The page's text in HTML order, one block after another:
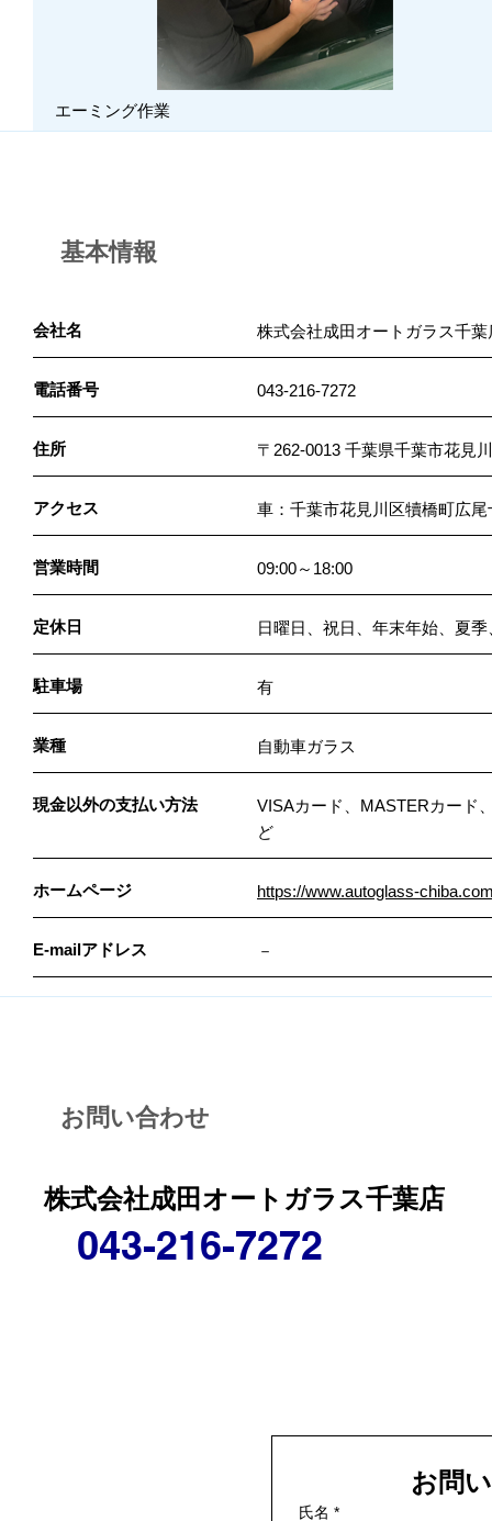
エーミング作業
基本情報
会社名 株式会社成田オートガラス千葉
電話番号 043-216-7272
住所 〒262-0013 千葉県千葉市花見
アクセス 車：千葉市花見川区犢橋町広
営業時間 09:00～18:00
定休日 日曜日、祝日、年末年始、夏
駐車場 有
業種 自動車ガラス
現金以外の支払い方法
VISAカード、MASTERカード
ど
ホームページ https://www.autoglass-
E-mailアドレス －
お問い合わせ
株式会社成田オートガラス千葉店
043-216-7272
お問
氏名 *